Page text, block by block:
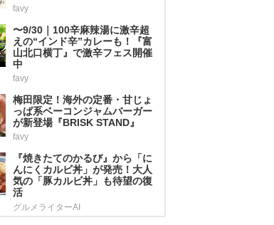
favy
〜9/30｜100辛麻辣湯に激辛超
えの“インド辛”カレーも！『富
山北口横丁』で激辛フェス開催
中
favy
梅田限定！海外の定番・甘じょ
っぱ系ベーコンジャムバーガー
が新登場『BRISK STAND』
favy
『焼きたてのかるび』から「に
んにくカルビ丼」が発売！大人
気の「豚カルビ丼」も待望の復
活
グルメライターAI